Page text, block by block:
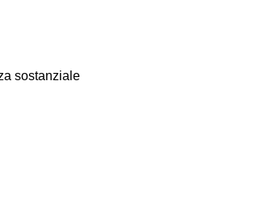
sostanziale